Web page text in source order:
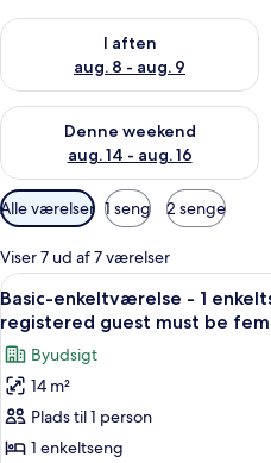
I aften
aug. 8 - aug. 9
Tjek tilgængelighed for i aften
Denne weekend
aug. 14 - aug. 16
Tjek tilgængelighed for denne
Tilgængelige
filtre
for
værelser
Alle værelser 1 seng 2 senge
Viser 7 ud af 7 værelser
Indlæs
alle
billeder
af
Basic-
enkeltværelse
-
5
Basic-enkeltværelse - 1
registered guest must be
Byudsigt
14 m²
Plads til 1 person
1 enkeltseng